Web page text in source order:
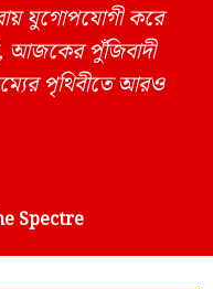
যুগোপযোগী করে
আজকের পুঁজিবাদী
পৃথিবীতে আরও
Spectre